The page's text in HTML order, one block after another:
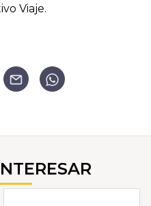
Viaje.